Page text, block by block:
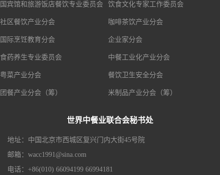
国宾馆和旅游饭店餐饮专业委员会 饮食文化专家工作委员会
社区餐饮产业分会 咖啡茶饮产业分会
国际烹饪教育分会 企业家分会
食药养生专业委员会 中餐工业化产业分会
粤菜产业分会 餐饮卫生安全分会
团餐产业分会（筹） 米制品产业分会（筹）
世界中餐业联合会秘书处
地址：中国北京市西城区复兴门内大街45号院
邮箱：wacc1991@sina.com
电话：+86(010) 66094199 66994181